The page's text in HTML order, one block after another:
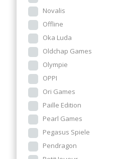
Novalis
Offline
Oka Luda
Oldchap Games
Olympie
OPPI
Ori Games
Paille Edition
Pearl Games
Pegasus Spiele
Pendragon